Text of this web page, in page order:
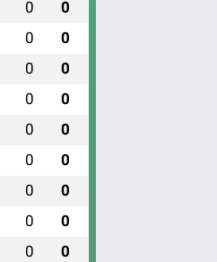
0 0
0 0
0 0
0 0
0 0
0 0
0 0
0 0
0 0